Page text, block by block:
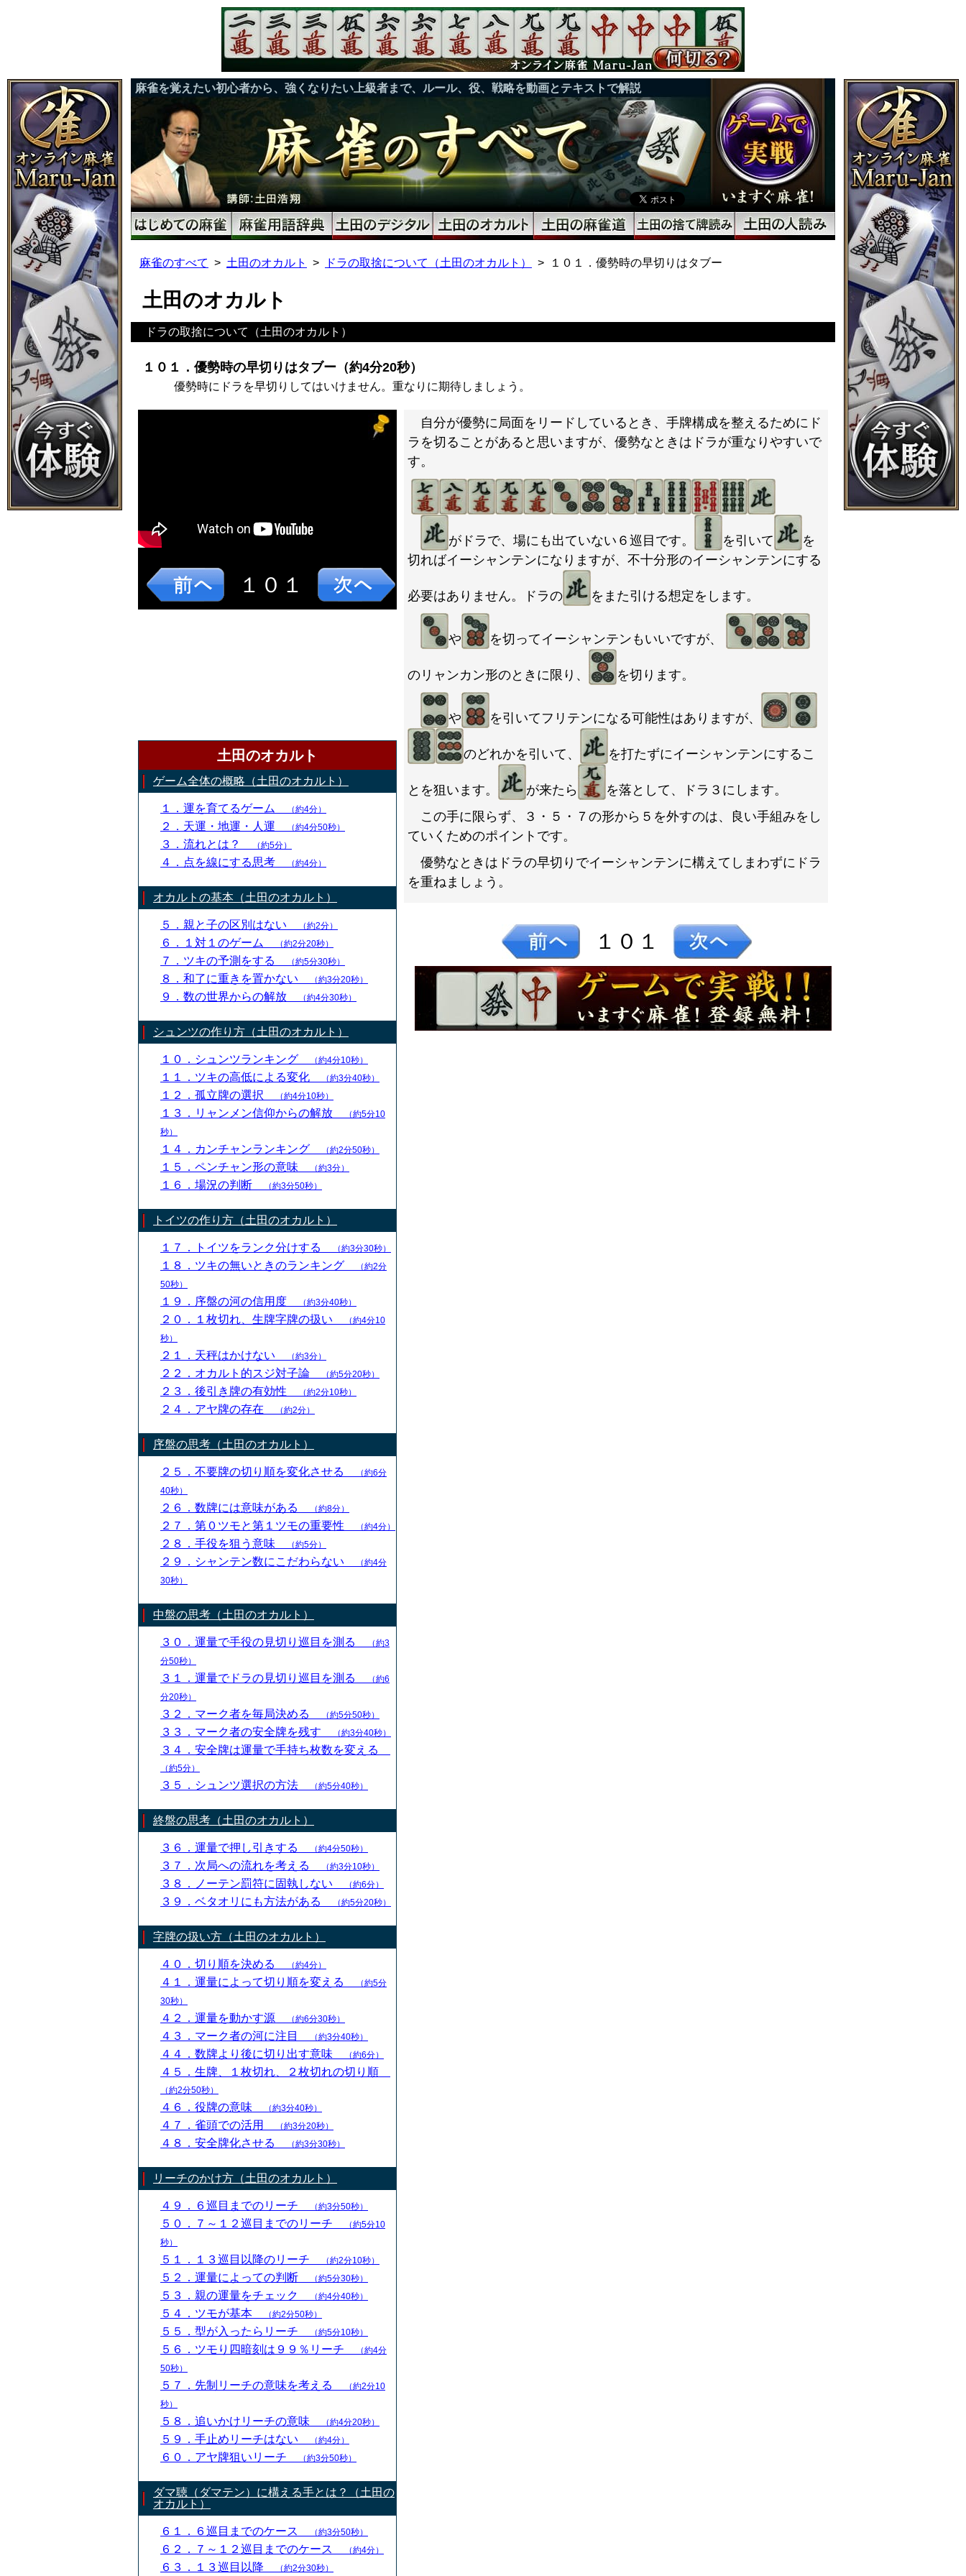
麻雀を覚えたい初心者から、強くなりたい上級者まで、ルール、役、戦略を動画とテキストで解説
麻雀のすべて 土田のオカルト ドラの取捨について（土田のオカルト） １０１．優勢時の早切りはタブー
土田のオカルト
ドラの取捨について（土田のオカルト）
１０１．優勢時の早切りはタブー（約4分20秒）
優勢時にドラを早切りしてはいけません。重なりに期待しましょう。
１０１
土田のオカルト
ゲーム全体の概略（土田のオカルト）
１．運を育てるゲーム （約4分）
２．天運・地運・人運 （約4分50秒）
３．流れとは？ （約5分）
４．点を線にする思考 （約4分）
オカルトの基本（土田のオカルト）
５．親と子の区別はない （約2分）
６．１対１のゲーム （約2分20秒）
７．ツキの予測をする （約5分30秒）
８．和了に重きを置かない （約3分20秒）
９．数の世界からの解放 （約4分30秒）
シュンツの作り方（土田のオカルト）
１０．シュンツランキング （約4分10秒）
１１．ツキの高低による変化 （約3分40秒）
１２．孤立牌の選択 （約4分10秒）
１３．リャンメン信仰からの解放
（約5分10
秒）
１４．カンチャンランキング （約2分50秒）
１５．ペンチャン形の意味 （約3分）
１６．場況の判断 （約3分50秒）
トイツの作り方（土田のオカルト）
１７．トイツをランク分けする （約3分30秒）
１８．ツキの無いときのランキング
（約2分
50秒）
１９．序盤の河の信用度 （約3分40秒）
２０．１枚切れ、生牌字牌の扱い
（約4分10
秒）
２１．天秤はかけない （約3分）
２２．オカルト的スジ対子論 （約5分20秒）
２３．後引き牌の有効性 （約2分10秒）
２４．アヤ牌の存在 （約2分）
序盤の思考（土田のオカルト）
２５．不要牌の切り順を変化させる
（約6分
40秒）
２６．数牌には意味がある （約8分）
２７．第０ツモと第１ツモの重要性 （約4分）
２８．手役を狙う意味 （約5分）
２９．シャンテン数にこだわらない
（約4分
30秒）
中盤の思考（土田のオカルト）
３０．運量で手役の見切り巡目を測る
（約3
分50秒）
３１．運量でドラの見切り巡目を測る
（約6
分20秒）
３２．マーク者を毎局決める （約5分50秒）
３３．マーク者の安全牌を残す （約3分40秒）
３４．安全牌は運量で手持ち枚数を変える
（約5分）
３５．シュンツ選択の方法 （約5分40秒）
終盤の思考（土田のオカルト）
３６．運量で押し引きする （約4分50秒）
３７．次局への流れを考える （約3分10秒）
３８．ノーテン罰符に固執しない （約6分）
３９．ベタオリにも方法がある （約5分20秒）
字牌の扱い方（土田のオカルト）
４０．切り順を決める （約4分）
４１．運量によって切り順を変える
（約5分
30秒）
４２．運量を動かす源 （約6分30秒）
４３．マーク者の河に注目 （約3分40秒）
４４．数牌より後に切り出す意味 （約6分）
４５．生牌、１枚切れ、２枚切れの切り順
（約2分50秒）
４６．役牌の意味 （約3分40秒）
４７．雀頭での活用 （約3分20秒）
４８．安全牌化させる （約3分30秒）
リーチのかけ方（土田のオカルト）
４９．６巡目までのリーチ （約3分50秒）
５０．７～１２巡目までのリーチ
（約5分10
秒）
５１．１３巡目以降のリーチ （約2分10秒）
５２．運量によっての判断 （約5分30秒）
５３．親の運量をチェック （約4分40秒）
５４．ツモが基本 （約2分50秒）
５５．型が入ったらリーチ （約5分10秒）
５６．ツモり四暗刻は９９％リーチ
（約4分
50秒）
５７．先制リーチの意味を考える
（約2分10
秒）
５８．追いかけリーチの意味 （約4分20秒）
５９．手止めリーチはない （約4分）
６０．アヤ牌狙いリーチ （約3分50秒）
ダマ聴（ダマテン）に構える手とは？（土田の
オカルト）
６１．６巡目までのケース （約3分50秒）
６２．７～１２巡目までのケース （約4分）
６３．１３巡目以降 （約2分30秒）
自分が優勢に局面をリードしているとき、手牌構成を整えるためにド
ラを切ることがあると思いますが、優勢なときはドラが重なりやすいで
す。
がドラで、場にも出ていない６巡目です。 を引いて
を
切ればイーシャンテンになりますが、不十分形のイーシャンテンにする
必要はありません。ドラの をまた引ける想定をします。
や を切ってイーシャンテンもいいですが、
のリャンカン形のときに限り、 を切ります。
や を引いてフリテンになる可能性はありますが、
のどれかを引いて、 を打たずにイーシャンテンにするこ
とを狙います。 が来たら
を落として、ドラ３にします。
この手に限らず、３・５・７の形から５を外すのは、良い手組みをし
ていくためのポイントです。
優勢なときはドラの早切りでイーシャンテンに構えてしまわずにドラ
を重ねましょう。
１０１